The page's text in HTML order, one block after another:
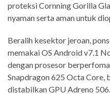
proteksi Cornning Gorilla
nyaman serta aman untuk
Beralih kesektor jeroan,
memakai OS Android v7.1
dengan prosesor
Snapdragon 625 Octa Core,
distabilkan GPU Adreno